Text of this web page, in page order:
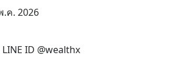
ค. 2026
ID @wealthx